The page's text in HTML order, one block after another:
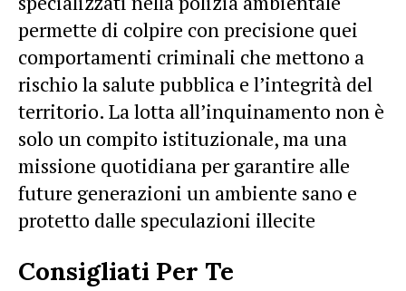
permette di colpire con precisione quei
comportamenti criminali che mettono a
rischio la salute pubblica e l’integrità del
territorio. La lotta all’inquinamento non è
solo un compito istituzionale, ma una
missione quotidiana per garantire alle
future generazioni un ambiente sano e
protetto dalle speculazioni illecite
Consigliati Per Te